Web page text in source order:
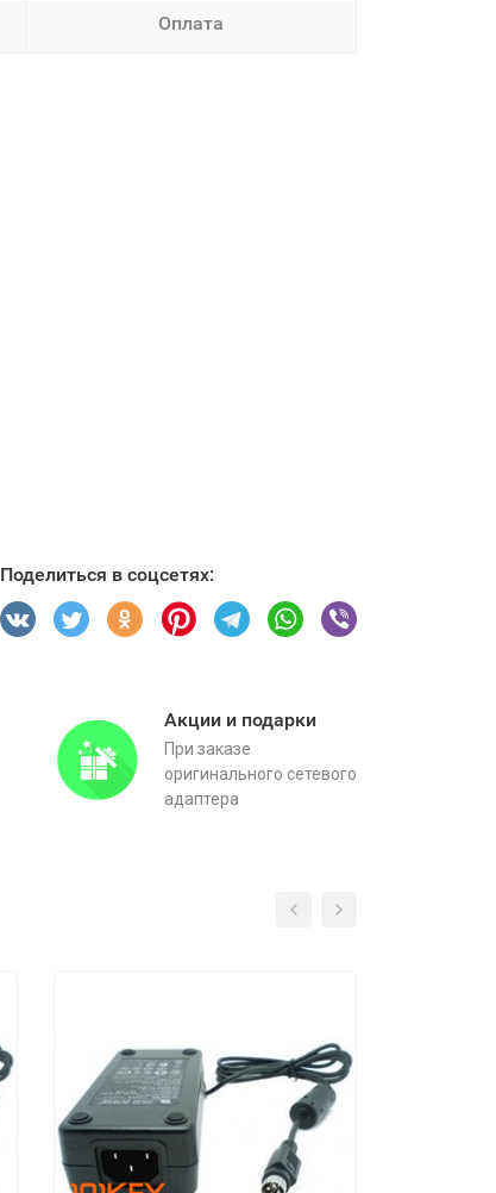
Оплата
Поделиться в соцсетях:
Акции и подарки
При заказе
оригинального сетевого
адаптера